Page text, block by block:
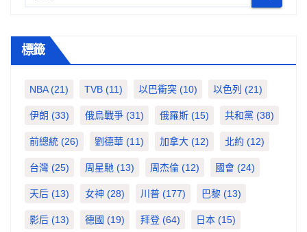
標籤
NBA(21) TVB (11) 以巴衝突 (10) 以色列 (21)
伊朗 (33) 俄烏戰爭 (31) 俄羅斯 (15) 共和黨 (38)
前總統 (26) 劉德華 (11) 加拿大 (12) 北約 (12)
台灣 (25) 周星馳 (13) 周杰倫 (12) 國會 (24)
天后 (13) 女神 (28) 川普 (177) 巴黎 (13)
影后 (13) 德國 (19) 拜登 (64) 日本 (15)